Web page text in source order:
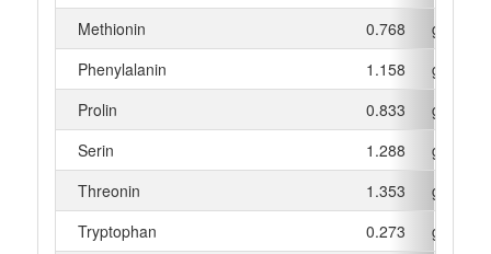
Methionin
0.768
g
Phenylalanin
1.158
g
Prolin
0.833
g
Serin
1.288
g
Threonin
1.353
g
Tryptophan
0.273
g